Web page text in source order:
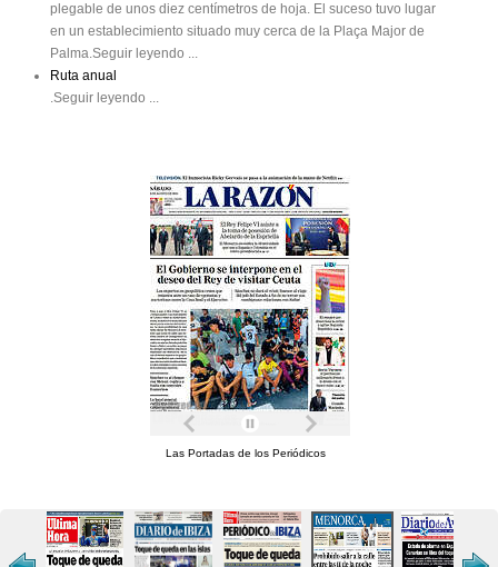
plegable de unos diez centímetros de hoja. El suceso tuvo lugar
en un establecimiento situado muy cerca de la Plaça Major de
Palma.Seguir leyendo ...
Ruta anual
.Seguir leyendo ...
Las Portadas de los Periódicos